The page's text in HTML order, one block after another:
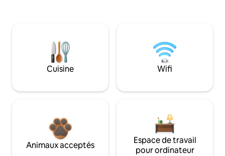
Cuisine Wifi
Animaux acceptés
Espace de travail
pour ordinateur